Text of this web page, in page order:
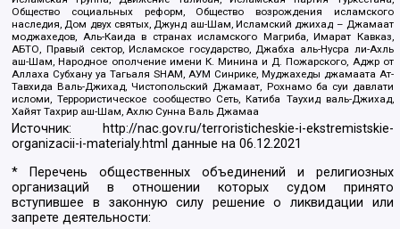
Общество социальных реформ, Общество возрождения исламского
наследия, Дом двух святых, Джунд аш-Шам, Исламский джихад – Джамаат
моджахедов, Аль-Каида в странах исламского Магриба, Имарат Кавказ,
АБТО, Правый сектор, Исламское государство, Джабха аль-Нусра ли-Ахль
аш-Шам, Народное ополчение имени К. Минина и Д. Пожарского, Аджр от
Аллаха Субхану уа Тагьаля SHAM, АУМ Синрике, Муджахеды джамаата Ат-
Тавхида Валь-Джихад, Чистопольский Джамаат, Рохнамо ба суи давлати
исломи, Террористическое сообщество Сеть, Катиба Таухид валь-Джихад,
Хайят Тахрир аш-Шам, Ахлю Сунна Валь Джамаа
Источник:
http://nac.gov.ru/terroristicheskie-i-ekstremistskie-
organizacii-i-materialy.html данные на06.12.2021
* Перечень общественных объединений и религиозных
организаций в отношении которых судом принято
вступившее в законную силу решение о ликвидации или
запрете деятельности: